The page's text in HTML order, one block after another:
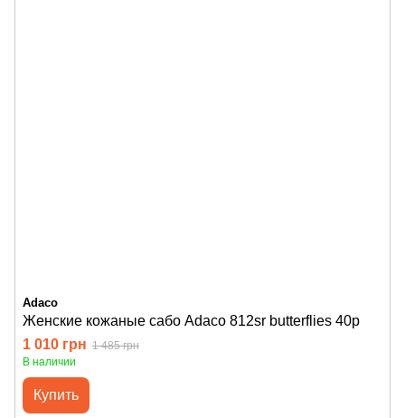
Adaco
Женские кожаные сабо Adaco 812sr butterflies 40р
1 010 грн 1 485 грн
В наличии
Купить